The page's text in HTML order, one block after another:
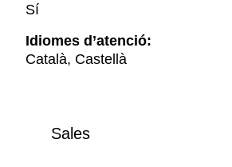
Sí
Idiomes d’atenció:
Català, Castellà
Sales